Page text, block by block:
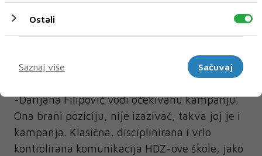
kandidature stoje i stranke okupljene u
Kako analitički gledate na njezinu političku
komunikaciju uoči predstojećih izbora?
-Darijana Filipović vodi očekivanu kampanju.
Ona brani poziciju, nije izazivač, takva joj je i
kampanja. Klasična, disciplinirana i vrlo
kontrolirana komunikacija HDZ-ove škole, jako
Ostali
Saznaj više
Sačuvaj